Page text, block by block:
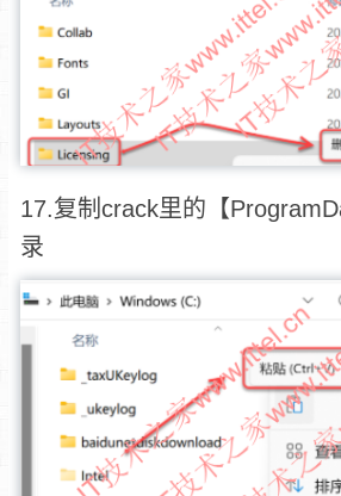
17.复制crack里的【
录